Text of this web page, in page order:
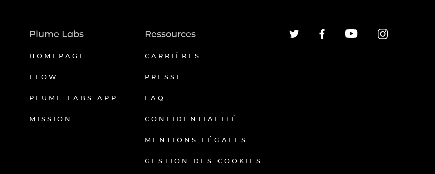
Plume Labs
HOMEPAGE
FLOW
PLUME LABS APP
MISSION
Ressources
CARRIÈRES
PRESSE
FAQ
CONFIDENTIALITÉ
MENTIONS LÉGALES
GESTION DES COOKIES